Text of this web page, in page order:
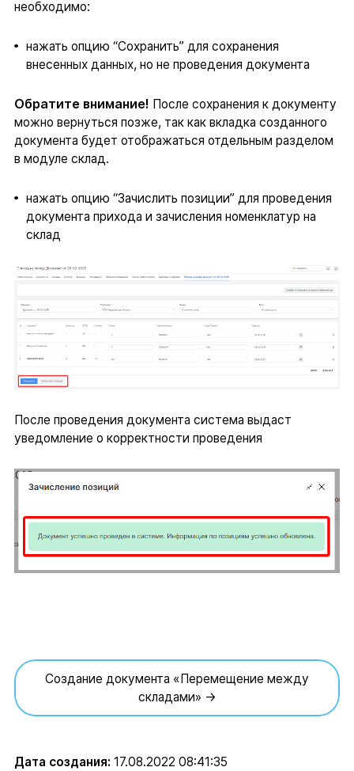
необходимо:
нажать опцию “Сохранить” для сохранения
внесенных данных, но не проведения документа
Обратите внимание! После сохранения к документу
можно вернуться позже, так как вкладка созданного
документа будет отображаться отдельным разделом
в модуле склад.
нажать опцию “Зачислить позиции” для проведения
документа прихода и зачисления номенклатур на
склад
После проведения документа система выдаст
уведомление о корректности проведения
Создание документа «Перемещение между
складами» →
Дата создания: 17.08.2022 08:41:35